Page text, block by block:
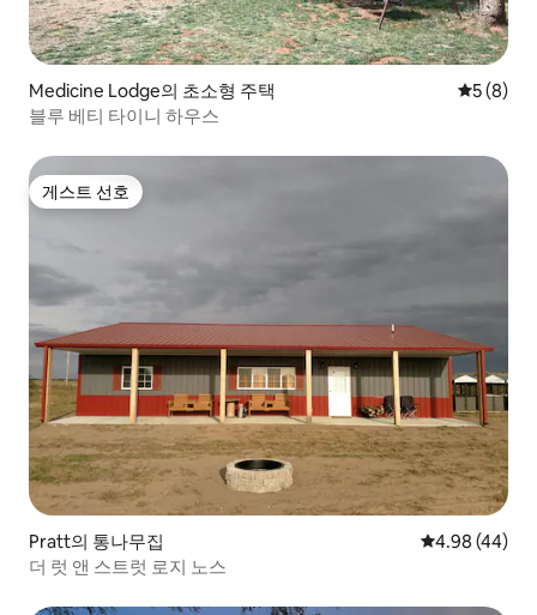
Medicine Lodge의 초소형 주택 평점 5점
5 (8)
블루 베티 타이니 하우스
게스트 선호
게스트 선호
Pratt의 통나무집 평점 4.98점(5
4.98 (44)
더 럿 앤 스트럿 로지 노스